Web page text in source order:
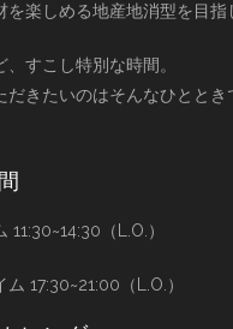
を楽しめる地産地消型を目指
、すこし特別な時間。
だきたいのはそんなひととき
11:30~14:30（L.O.）
17:30~21:00（L.O.）